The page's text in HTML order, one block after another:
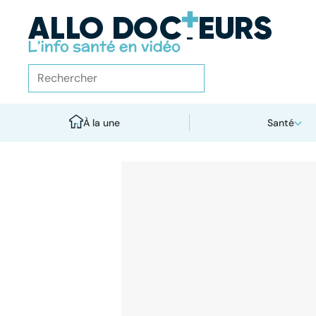
À la une Santé